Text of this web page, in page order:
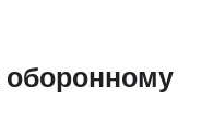
оборонному